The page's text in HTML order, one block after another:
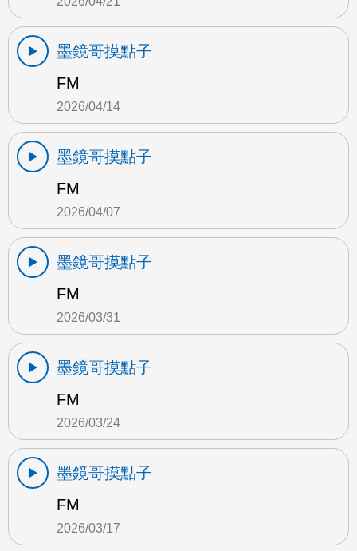
墨鏡哥摸點子
FM
2026/04/14
墨鏡哥摸點子
FM
2026/04/07
墨鏡哥摸點子
FM
2026/03/31
墨鏡哥摸點子
FM
2026/03/24
墨鏡哥摸點子
FM
2026/03/17